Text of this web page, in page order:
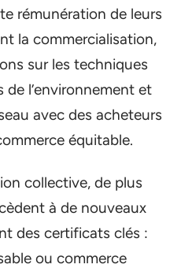
rémunération de leurs
la commercialisation,
sur les techniques
de l’environnement et
avec des acheteurs
équitable.
collective, de plus
à de nouveaux
des certificats clés :
ou commerce